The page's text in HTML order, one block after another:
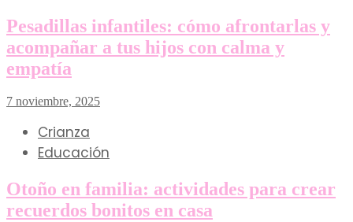
Pesadillas infantiles: cómo afrontarlas y
acompañar a tus hijos con calma y
empatía
7 noviembre, 2025
Crianza
Educación
Otoño en familia: actividades para crear
recuerdos bonitos en casa